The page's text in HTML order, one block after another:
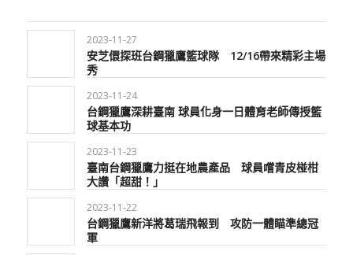
2023-11-27
安芝儇探班台鋼獵鷹籃球隊 12/16帶來精彩主場
秀
2023-11-24
台鋼獵鷹深耕臺南 球員化身一日體育老師傳授籃
球基本功
2023-11-23
臺南台鋼獵鷹力挺在地農產品 球員嚐青皮椪柑
大讚「超甜！」
2023-11-22
台鋼獵鷹新洋將葛瑞飛報到 攻防一體瞄準總冠
軍